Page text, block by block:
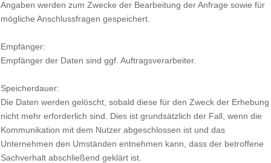
Angaben werden zum Zwecke der Bearbeitung der Anfrage sowie für
mögliche Anschlussfragen gespeichert.
Empfänger:
Empfänger der Daten sind ggf. Auftragsverarbeiter.
Speicherdauer:
Die Daten werden gelöscht, sobald diese für den Zweck der Erhebung
nicht mehr erforderlich sind. Dies ist grundsätzlich der Fall, wenn die
Kommunikation mit dem Nutzer abgeschlossen ist und das
Unternehmen den Umständen entnehmen kann, dass der betroffene
Sachverhalt abschließend geklärt ist.